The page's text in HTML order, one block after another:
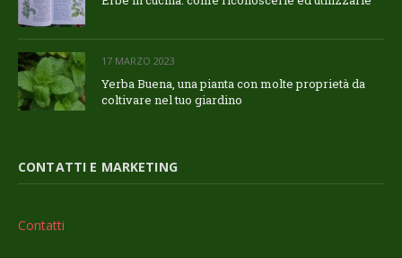
17 MARZO 2023
Yerba Buena, una pianta con molte proprietà da
coltivare nel tuo giardino
CONTATTI E MARKETING
Contatti